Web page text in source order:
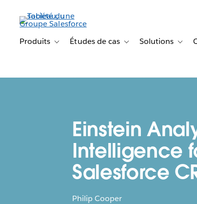
contenu
principalProduits Toggle sub-navigation for Produits
Études de cas Toggle sub-navigation
Solutions
Einstein
Intelligence
Salesforce
Philip Cooper